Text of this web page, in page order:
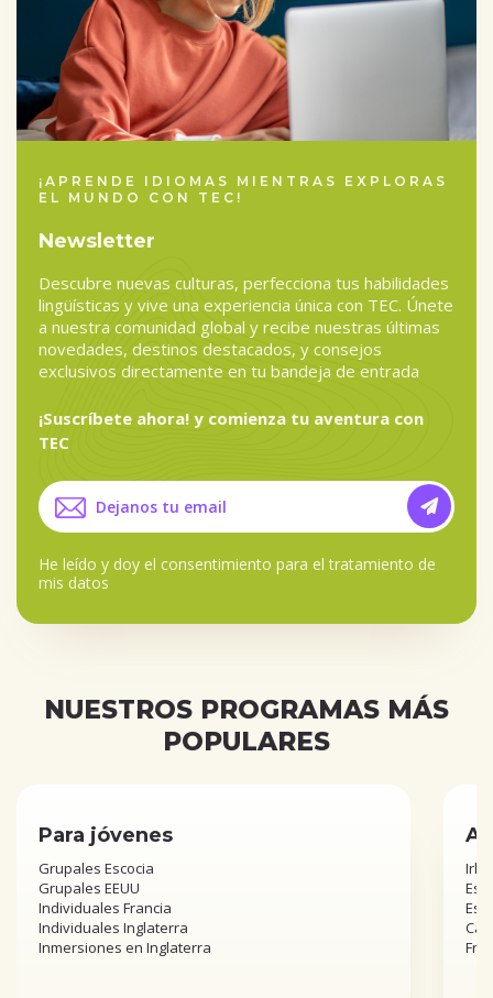
¡APRENDE IDIOMAS MIENTRAS EXPLORAS
EL MUNDO CON TEC!
Newsletter
Descubre nuevas culturas, perfecciona tus habilidades
lingüísticas y vive una experiencia única con TEC. Únete
a nuestra comunidad global y recibe nuestras últimas
novedades, destinos destacados, y consejos
exclusivos directamente en tu bandeja de entrada
¡Suscríbete ahora! y comienza tu aventura con
TEC
He leído y doy el consentimiento para el tratamiento de
mis datos
NUESTROS PROGRAMAS MÁS
POPULARES
Para jóvenes
Grupales Escocia
Grupales EEUU
Individuales Francia
Individuales Inglaterra
Inmersiones en Inglaterra